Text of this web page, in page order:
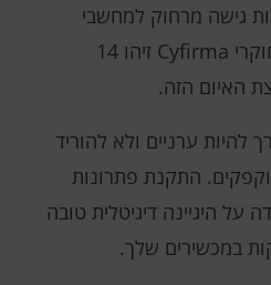
גישה מרחוק למחשבי
Windows ו-macOS. חוקרי Cyfirma זיהו 14
האיום הזה.
להיות ערניים ולא להוריד
התקנת פתרונות
על היגיינה דיגיטלית טובה
במכשירים שלך.